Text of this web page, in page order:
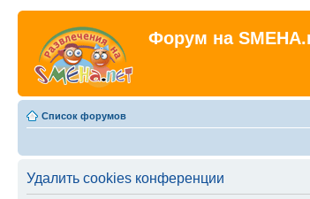
Форум на
Список форумов
Удалить cookies конференции